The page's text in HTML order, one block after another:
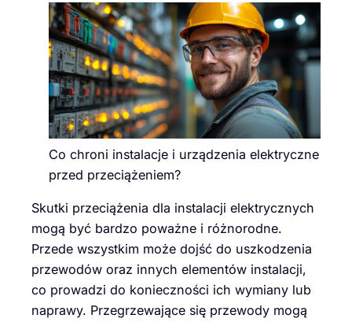
Co chroni instalacje i urządzenia elektryczne
przed przeciążeniem?
Skutki przeciążenia dla instalacji elektrycznych
mogą być bardzo poważne i różnorodne.
Przede wszystkim może dojść do uszkodzenia
przewodów oraz innych elementów instalacji,
co prowadzi do konieczności ich wymiany lub
naprawy. Przegrzewające się przewody mogą